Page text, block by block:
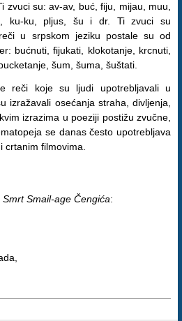
zvuci su: av-av, buć, fiju, mijau, muu,
ku-ku, pljus, šu i dr. Ti zvuci su
u srpskom jeziku postale su od
bućnuti, fijukati, klokotanje, krcnuti,
šum, šuma, šuštati.
reči koje su ljudi upotrebljavali u
izražavali osećanja straha, divljenja,
izrazima u poeziji postižu zvučne,
se danas često upotrebljava
filmovima.
Smrt Smail-age Čengića: